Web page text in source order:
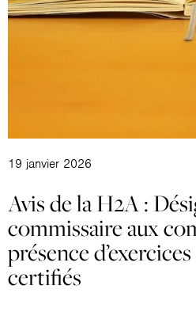
19 janvier 2026
Avis de la H2A :
commissaire aux
présence
certifiés